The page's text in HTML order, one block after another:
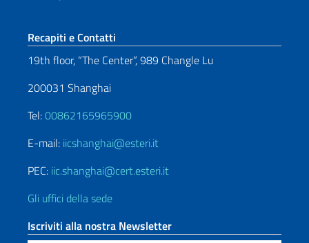
Sezione footer
Recapiti e Contatti
19th floor, “The Center”, 989 Changle Lu
200031 Shanghai
Tel:00862165965900
E-mail: iicshanghai@esteri.it
PEC: iic.shanghai@cert.esteri.it
Gli uffici della sede
Iscriviti alla nostra Newsletter